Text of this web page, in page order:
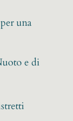
una
e di